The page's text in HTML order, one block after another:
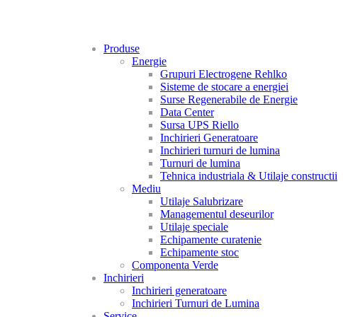
Produse
Energie
Grupuri Electrogene Rehlko
Sisteme de stocare a energiei
Surse Regenerabile de Energie
Data Center
Sursa UPS Riello
Inchirieri Generatoare
Inchirieri turnuri de lumina
Turnuri de lumina
Tehnica industriala & Utilaje constructii
Mediu
Utilaje Salubrizare
Managementul deseurilor
Utilaje speciale
Echipamente curatenie
Echipamente stoc
Componenta Verde
Inchirieri
Inchirieri generatoare
Inchirieri Turnuri de Lumina